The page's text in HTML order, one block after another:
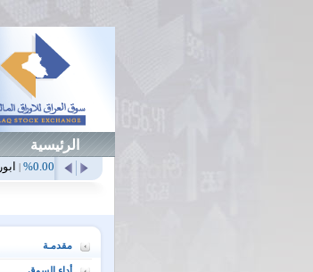
الرئيسية
|ابورت 0.00
مقدمـة